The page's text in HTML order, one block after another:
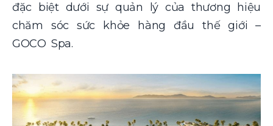
đặc biệt dưới sự quản lý của thương hiệu
chăm sóc sức khỏe hàng đầu thế giới –
GOCO Spa.